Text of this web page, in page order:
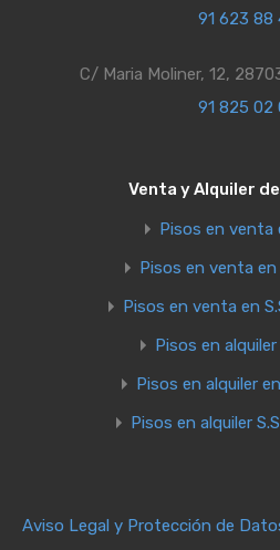
91 623 88
C/ Maria Moliner, 12,
91 825 02
Venta y Alquiler
Pisos en venta
Pisos en venta
Pisos en venta en
Pisos en
Pisos en alquiler
Pisos en alquiler
Aviso Legal y Protección de